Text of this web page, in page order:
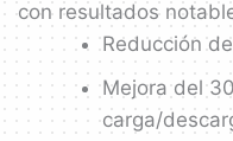
con resultados
Reducción
Mejora del
carga/